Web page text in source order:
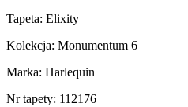
Tapeta: Elixity
Kolekcja: Monumentum 6
Marka: Harlequin
Nr tapety: 112176